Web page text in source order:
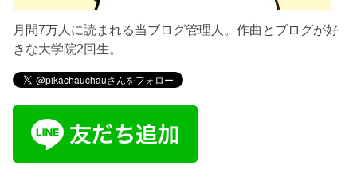
月間7万人に読まれる当ブログ管理人。作曲とブログが好
きな大学院2回生。